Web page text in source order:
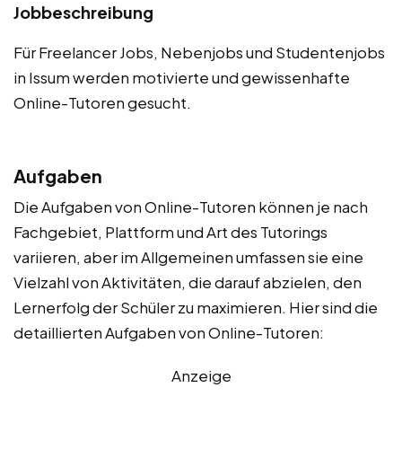
Jobbeschreibung
Für Freelancer Jobs, Nebenjobs und Studentenjobs
in Issum werden motivierte und gewissenhafte
Online-Tutoren gesucht.
Aufgaben
Die Aufgaben von Online-Tutoren können je nach
Fachgebiet, Plattform und Art des Tutorings
variieren, aber im Allgemeinen umfassen sie eine
Vielzahl von Aktivitäten, die darauf abzielen, den
Lernerfolg der Schüler zu maximieren. Hier sind die
detaillierten Aufgaben von Online-Tutoren:
Anzeige